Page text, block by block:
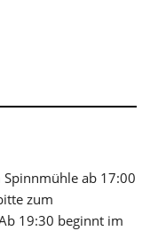
Spinnmühle ab 17:00
zum
19:30 beginnt im